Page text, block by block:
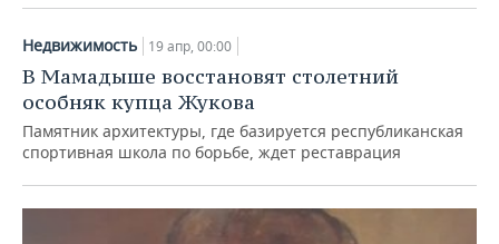
Недвижимость 19 апр, 00:00
В Мамадыше восстановят столетний
особняк купца Жукова
Памятник архитектуры, где базируется республиканская
спортивная школа по борьбе, ждет реставрация